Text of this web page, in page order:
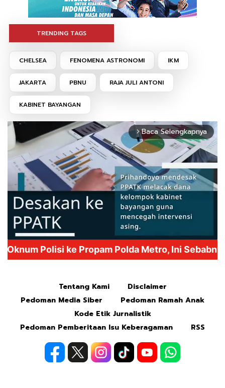
TRENDING TAGS
CHELSEA FENOMENA ASTRONOMI IKM
JAKARTA PBNU RAJA JULI ANTONI
KABINET BAYANGAN
arrow_forward_ios Baca Selengkapnya
Tentang Kami
Disclaimer
Pedoman Media Siber
Pedoman Ramah Anak
Kode Etik Jurnalistik
Pedoman Pemberitaan Isu Keberagaman
RSS